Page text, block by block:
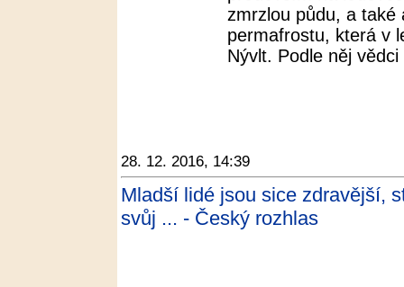
zmrzlou půdu, a
permafrostu, která v
Nývlt. Podle něj
28. 12. 2016, 14:39
Mladší lidé jsou sice zdravější,
svůj ... - Český rozhlas